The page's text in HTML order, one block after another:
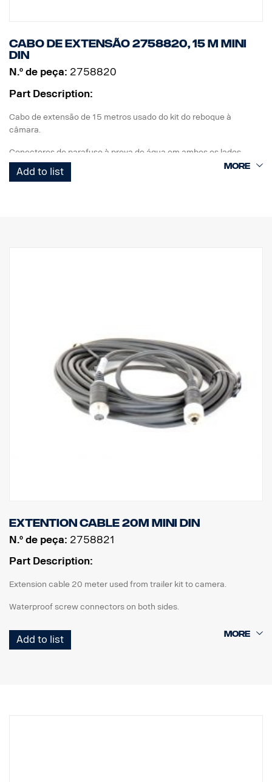
Cabo de extensão 2758820, 15 m MINI
DIN
N.º de peça: 2758820
Part Description:
Cabo de extensão de 15 metros usado do kit do reboque à
câmara.
Conectores de parafuso à prova de água em ambos os lados.
Add to list
Extention cable 20m MINI DIN
N.º de peça: 2758821
Part Description:
Extension cable 20 meter used from trailer kit to camera.
Waterproof screw connectors on both sides.
Add to list